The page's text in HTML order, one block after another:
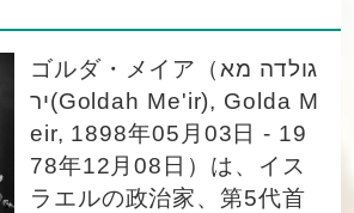
ゴルダ・メイア（גולדה מא
יר(Goldah Me'ir), Golda M
eir, 1898年05月03日 - 19
78年12月08日）は、イス
ラエルの政治家、第5代首